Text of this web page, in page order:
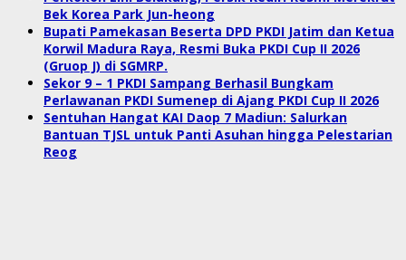
Bek Korea Park Jun-heong
Bupati Pamekasan Beserta DPD PKDI Jatim dan Ketua
Korwil Madura Raya, Resmi Buka PKDI Cup II 2026
(Gruop J) di SGMRP.
Sekor 9 – 1 PKDI Sampang Berhasil Bungkam
Perlawanan PKDI Sumenep di Ajang PKDI Cup II 2026
Sentuhan Hangat KAI Daop 7 Madiun: Salurkan
Bantuan TJSL untuk Panti Asuhan hingga Pelestarian
Reog